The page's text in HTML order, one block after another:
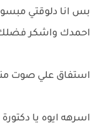
بس انا دلوقتي
احمدك واشكر
استفاق علي صوت
اسرهه ايوه يا